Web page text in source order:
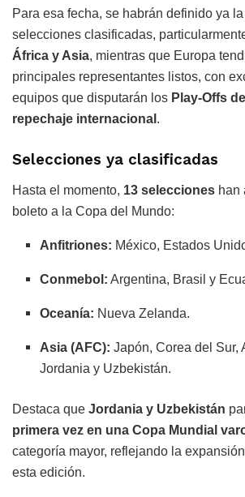
Para esa fecha, se habrán definido ya
selecciones clasificadas,
África y Asia, mientras que Europa
principales representantes listos, con
equipos que disputarán los Play-Offs
repechaje internacional .
Selecciones ya clasificadas
Hasta el momento, 13 selecciones han
boleto a la Copa del Mundo:
Anfitriones: México, Estados
Conmebol: Argentina, Brasil y
Oceanía: Nueva Zelanda.
Asia (AFC): Japón, Corea del Sur,
Jordania y Uzbekistán.
Destaca que Jordania y Uzbekistán
primera vez en una Copa Mundial
categoría mayor, reflejando la
esta edición.